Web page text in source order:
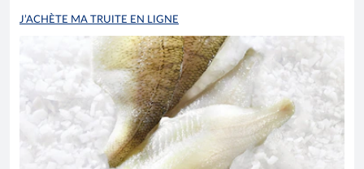
J’ACHÈTE MA TRUITE EN LIGNE